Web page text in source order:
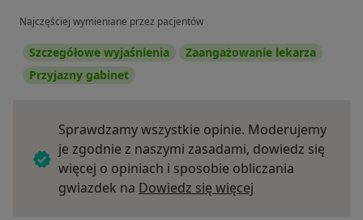
Najczęściej wymieniane przez pacjentów
Szczegółowe wyjaśnienia
Zaangażowanie lekarza
Przyjazny gabinet
Sprawdzamy wszystkie opinie. Moderujemy
je zgodnie z naszymi zasadami, dowiedz się
więcej o opiniach i sposobie obliczania
gwiazdek na Dowiedz się więcej